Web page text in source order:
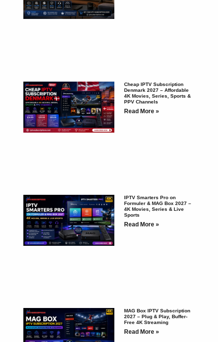
Cheap IPTV Subscription
Denmark 2027 – Affordable
4K Movies, Series, Sports &
PPV Channels
Read More »
IPTV Smarters Pro on
Formuler & MAG Box 2027 –
4K Movies, Series & Live
Sports
Read More »
MAG Box IPTV Subscription
2027 – Plug & Play, Buffer-
Free 4K Streaming
Read More »